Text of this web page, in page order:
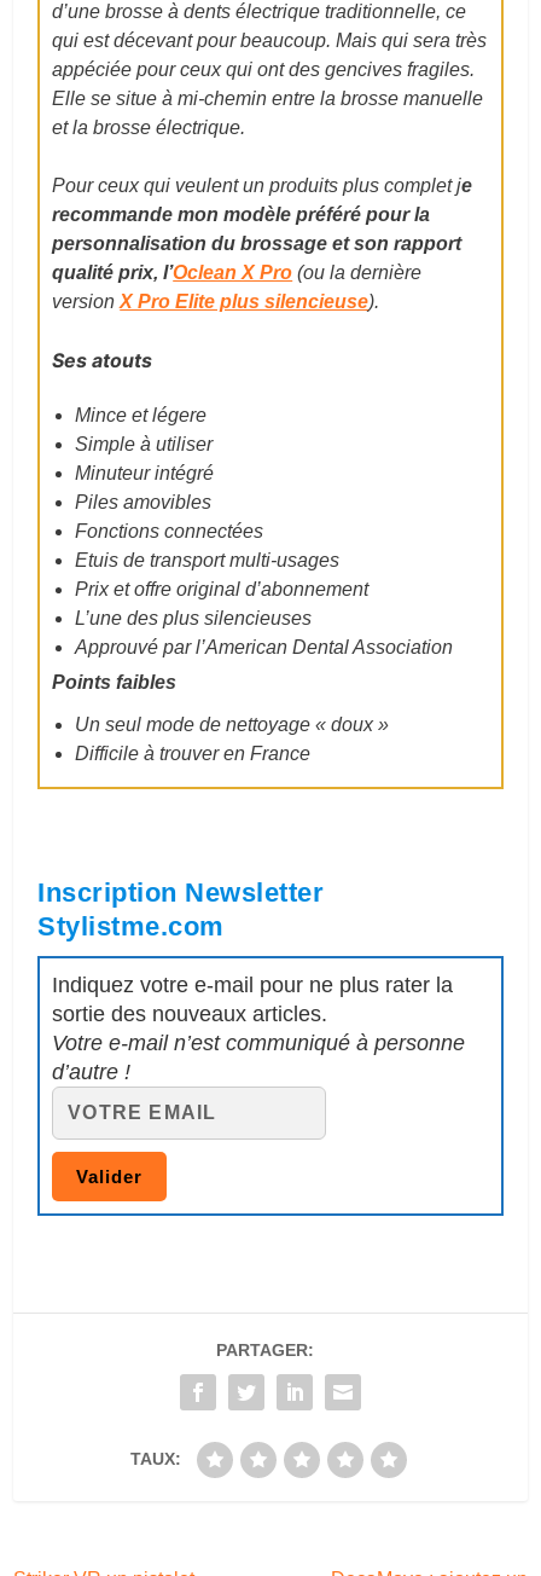
d’une brosse à dents électrique traditionnelle, ce
qui est décevant pour beaucoup. Mais qui sera très
appéciée pour ceux qui ont des gencives fragiles.
Elle se situe à mi-chemin entre la brosse manuelle
et la brosse électrique.
Pour ceux qui veulent un produits plus complet je
recommande mon modèle préféré pour la
personnalisation du brossage et son rapport
qualité prix, l’Oclean X Pro (ou la dernière
versionX Pro Elite plus silencieuse).
Ses atouts
Mince et légere
Simple à utiliser
Minuteur intégré
Piles amovibles
Fonctions connectées
Etuis de transport multi-usages
Prix et offre original d’abonnement
L’une des plus silencieuses
Approuvé par l’American Dental Association
Points faibles
Un seul mode de nettoyage « doux »
Difficile à trouver en France
Inscription Newsletter
Stylistme.com
Indiquez votre e-mail pour ne plus rater la
sortie des nouveaux articles.
Votre e-mail n’est communiqué à personne
d’autre !
PARTAGER:
TAUX: